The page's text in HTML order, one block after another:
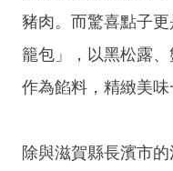
豬肉。而驚喜點子
籠包」，以黑松露
作為餡料，精緻美味
除與滋賀縣長濱市